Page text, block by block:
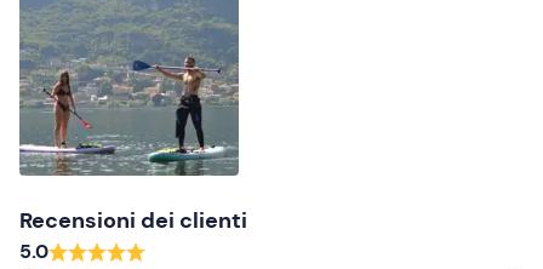
Recensioni dei clienti
5.0